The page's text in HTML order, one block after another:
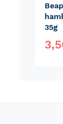
35g